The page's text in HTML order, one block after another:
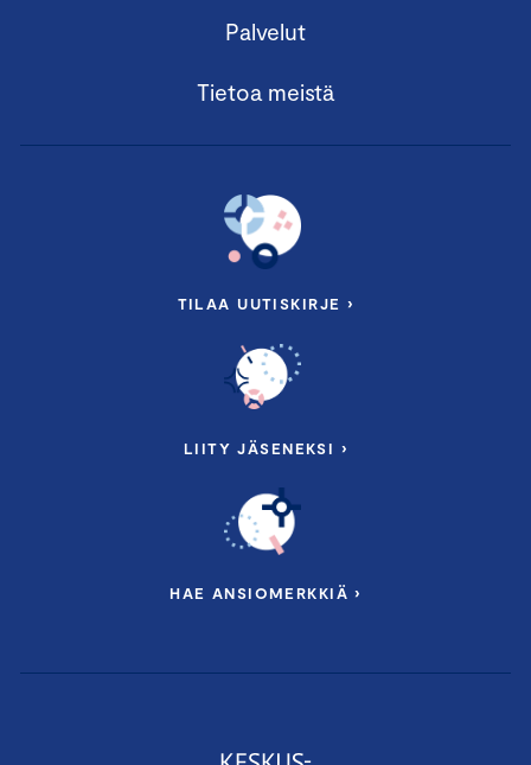
Palvelut
Tietoa meistä
TILAA UUTISKIRJE ›
LIITY JÄSENEKSI ›
HAE ANSIOMERKKIÄ ›